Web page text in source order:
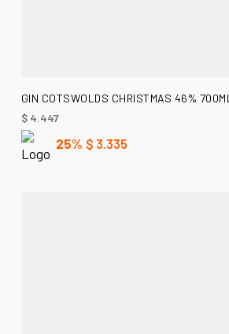
AÑADIR AL CARRITO
GIN COTSWOLDS CHRISTMAS 46% 700ML
$4.447
25% $ 3.335